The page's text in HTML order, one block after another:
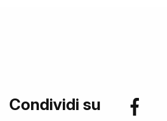
Condividi su